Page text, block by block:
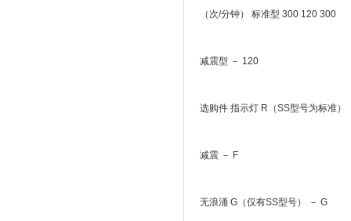
（次/分钟） 标准型 300 120 300
减震型 － 120
选购件 指示灯 R（SS型号为标准）
减震 － F
无浪涌 G（仅有SS型号） － G